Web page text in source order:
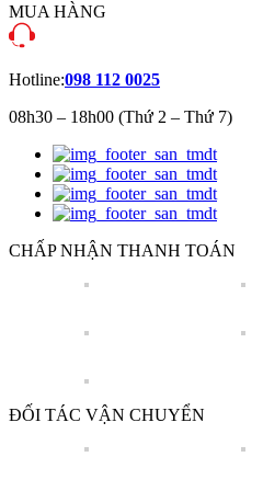
MUA HÀNG
Hotline:098 112 0025
08h30 – 18h00 (Thứ 2 – Thứ 7)
CHẤP NHẬN THANH TOÁN
ĐỐI TÁC VẬN CHUYỂN